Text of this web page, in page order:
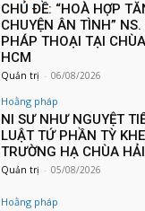
CHỦ ĐỀ: “HOÀ HỢP
CHUYỆN ÂN TÌNH”
PHÁP THOẠI TẠI
HCM
Quản trị - 06/08/2026
Hoằng pháp
NI SƯ NHƯ NGUYỆT
LUẬT TỨ PHẦN TỲ
TRƯỜNG HẠ CHÙA
Quản trị - 05/08/2026
Hoằng pháp